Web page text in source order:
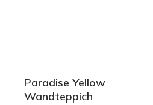
Paradise Yellow
Wandteppich